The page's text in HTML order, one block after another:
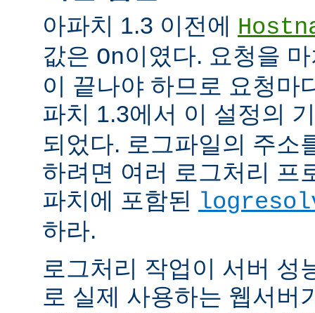
아파치 1.3 이전에
값은 On이였다. 요청을
이 끝나야 하므로 요청마
파치 1.3에서 이 설정의
되었다. 로그파일의 주소
하려면 여러 로그처리 프
파치에 포함된
하라.
로그처리 작업이 서버 성
로 실제 사용하는 웹서버